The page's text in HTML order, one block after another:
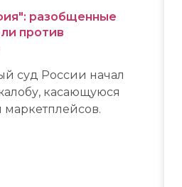
разобщенные
против
суд России начал
касающуюся
маркетплейсов.